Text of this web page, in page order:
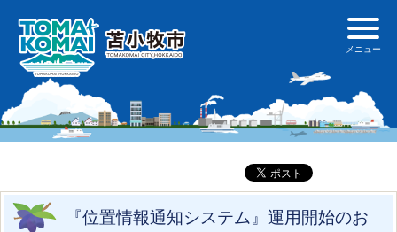
『位置情報通知システム』運用開始のお